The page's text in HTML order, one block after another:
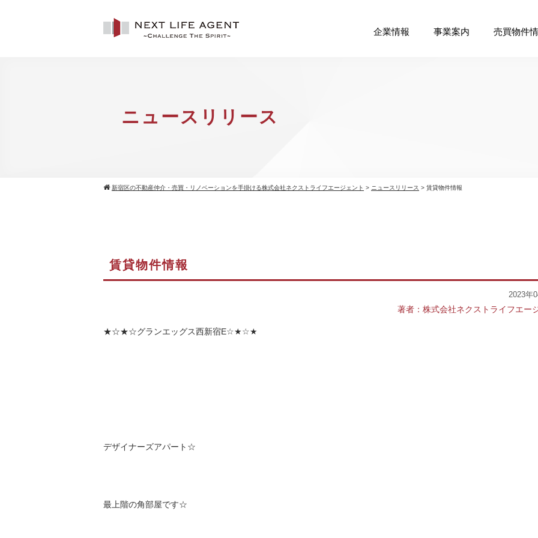
企業情報 事業案内 売買物件
ニュースリリース
新宿区の不動産仲介・売買・リノベーションを手掛ける株式会社ネクストライフエージェント > ニュースリリース > 賃貸物件情報
賃貸物件情報
2023年
著者：株式会社ネクストライフエー
★☆★☆グランエッグス西新宿E☆★☆★
デザイナーズアパート☆
最上階の角部屋です☆